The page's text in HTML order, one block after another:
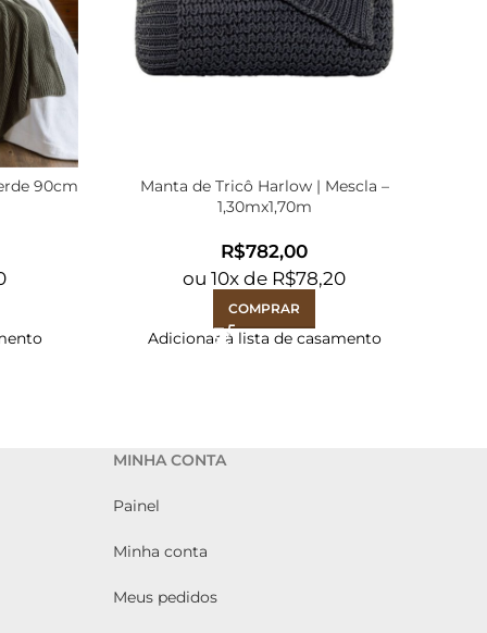
90cm
Manta de Tricô Harlow | Mescla –
1,30mx1,70m
R$
ou10x de R$78,20
COMPRAR
Adicionar à lista de casamento
MINHA CONTA
Painel
Minha conta
Meus pedidos